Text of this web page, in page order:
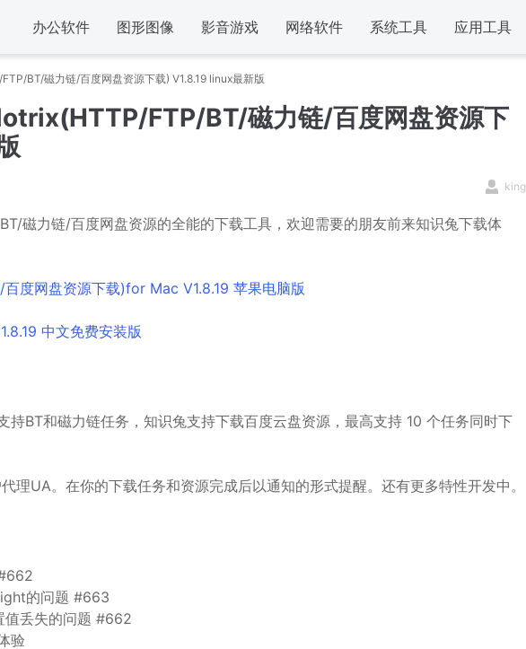
办公软件 图形图像 影音游戏 网络软件 系统工具 应用工具
BT/磁力链/百度网盘资源下载) V1.8.19 linux最新版
FTP/BT/磁力链/百度网盘资源下
king
磁力链/百度网盘资源的全能的下载工具，欢迎需要的朋友前来知识兔下载体
度网盘资源下载)for Mac V1.8.19 苹果电脑版
中文免费安装版
持BT和磁力链任务，知识兔支持下载百度云盘资源，最高支持 10 个任务同时下
理UA。在你的下载任务和资源完成后以通知的形式提醒。还有更多特性开发中。
的问题 #663
值丢失的问题 #662
验